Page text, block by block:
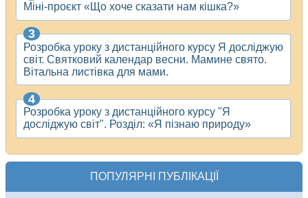
Міні-проєкт «Що хоче сказати нам кішка?»
Розробка уроку з дистанційного курсу Я досліджую
світ. Святковий календар весни. Мамине свято.
Вітальна листівка для мами.
Розробка уроку з дистанційного курсу "Я
досліджую світ". Розділ: «Я пізнаю природу»
ПОПУЛЯРНІ ПУБЛІКАЦІЇ